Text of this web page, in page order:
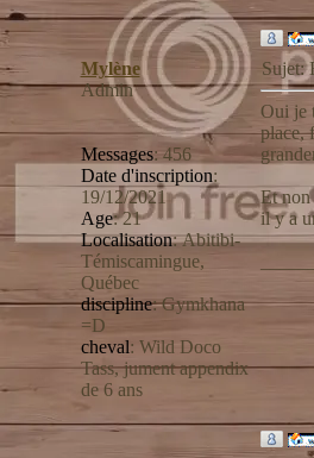
Mylène
Admin
Messages:456
Date d'inscription:
19/12/2021
Age:21
Localisation:Abitibi-
Témiscamingue,
Québec
discipline:Gymkhana
=D
cheval: Wild Doco
Tass, jument appendix
de 6 ans
Sujet:
Oui je
place,
Et non
il y a